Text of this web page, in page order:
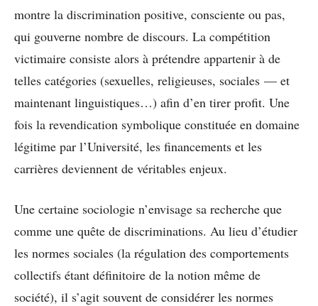
montre la discrimination positive, consciente ou pas,
qui gouverne nombre de discours. La compétition
victimaire consiste alors à prétendre appartenir à de
telles catégories (sexuelles, religieuses, sociales — et
maintenant linguistiques…) afin d’en tirer profit. Une
fois la revendication symbolique constituée en domaine
légitime par l’Université, les financements et les
carrières deviennent de véritables enjeux.
Une certaine sociologie n’envisage sa recherche que
comme une quête de discriminations. Au lieu d’étudier
les normes sociales (la régulation des comportements
collectifs étant définitoire de la notion même de
société), il s’agit souvent de considérer les normes